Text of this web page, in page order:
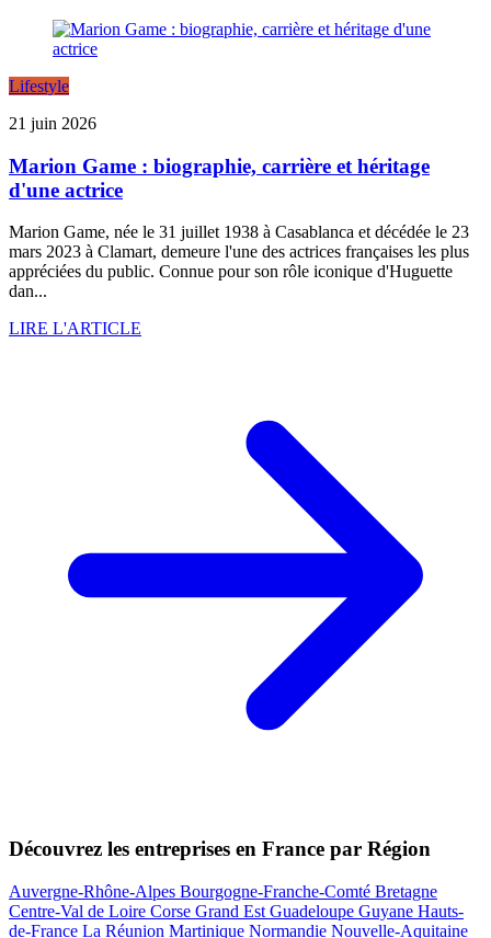
Lifestyle
21 juin 2026
Marion Game : biographie, carrière et héritage
d'une actrice
Marion Game, née le 31 juillet 1938 à Casablanca et décédée le 23
mars 2023 à Clamart, demeure l'une des actrices françaises les plus
appréciées du public. Connue pour son rôle iconique d'Huguette
dan...
LIRE L'ARTICLE
Découvrez les entreprises en France par Région
Auvergne-Rhône-Alpes Bourgogne-Franche-Comté Bretagne
Centre-Val de Loire Corse Grand Est Guadeloupe Guyane Hauts-
de-France La Réunion Martinique Normandie Nouvelle-Aquitaine